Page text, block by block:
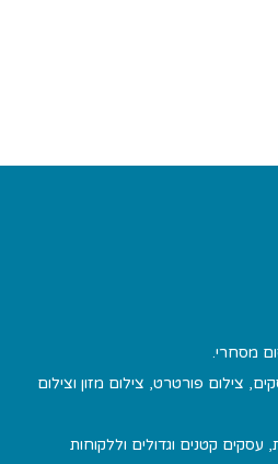
מסחרי.
צילום פורטרט, צילום מזון וצילום
עסקים קטנים וגדולים וללקוחות